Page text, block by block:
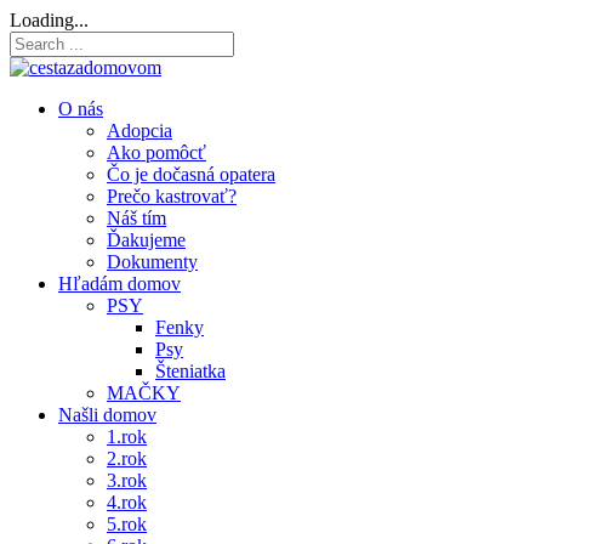
Loading...
O nás
Adopcia
Ako pomôcť
Čo je dočasná opatera
Prečo kastrovať?
Náš tím
Ďakujeme
Dokumenty
Hľadám domov
PSY
Fenky
Psy
Šteniatka
MAČKY
Našli domov
1.rok
2.rok
3.rok
4.rok
5.rok